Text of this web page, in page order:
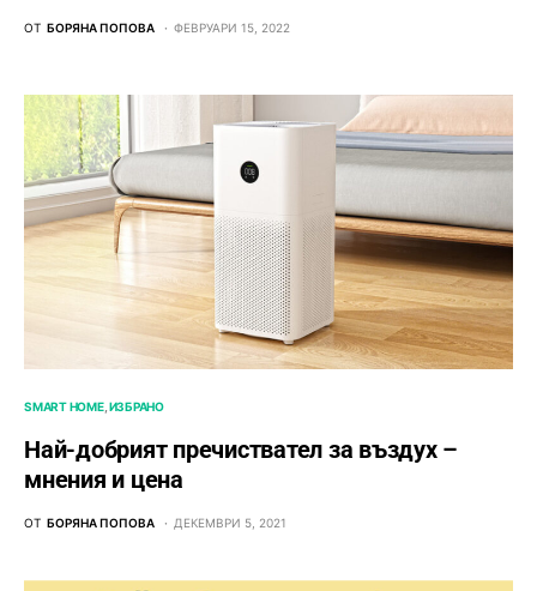
ОТ БОРЯНА ПОПОВА ФЕВРУАРИ 15, 2022
SMART HOME ИЗБРАНО
Най-добрият пречиствател за въздух –
мнения и цена
ОТ БОРЯНА ПОПОВА ДЕКЕМВРИ 5, 2021